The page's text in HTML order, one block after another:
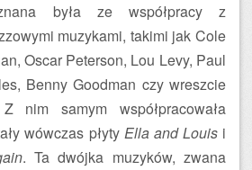
była ze współpracy z
muzykami, takimi jak Cole
Oscar Peterson, Lou Levy, Paul
Benny Goodman czy wreszcie
nim samym współpracowała
wówczas płyty Ella and Louisi
. Ta dwójka muzyków, zwana